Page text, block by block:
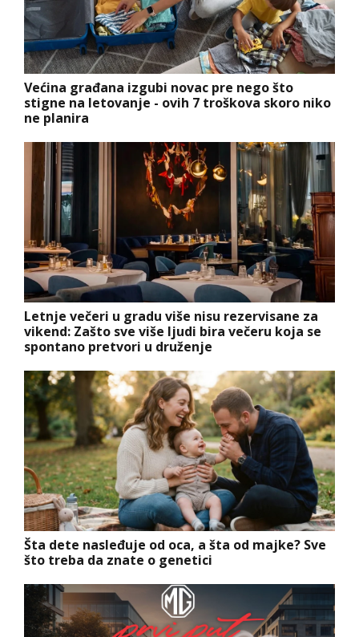
Većina građana izgubi novac pre nego što
stigne na letovanje - ovih 7 troškova skoro niko
ne planira
Letnje večeri u gradu više nisu rezervisane za
vikend: Zašto sve više ljudi bira večeru koja se
spontano pretvori u druženje
Šta dete nasleđuje od oca, a šta od majke? Sve
što treba da znate o genetici